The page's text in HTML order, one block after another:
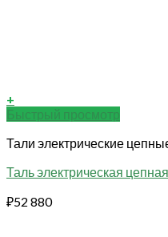
+
Быстрый просмотр
Тали электрические
Таль электрическая
₽52 880